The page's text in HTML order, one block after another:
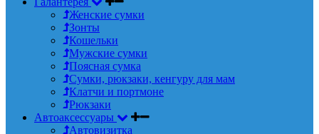
Женские сумки
Зонты
Кошельки
Мужские сумки
Поясная сумка
Сумки, рюкзаки, кенгуру для мам
Клатчи и портмоне
Рюкзаки
Автоаксессуары
Автовизитка